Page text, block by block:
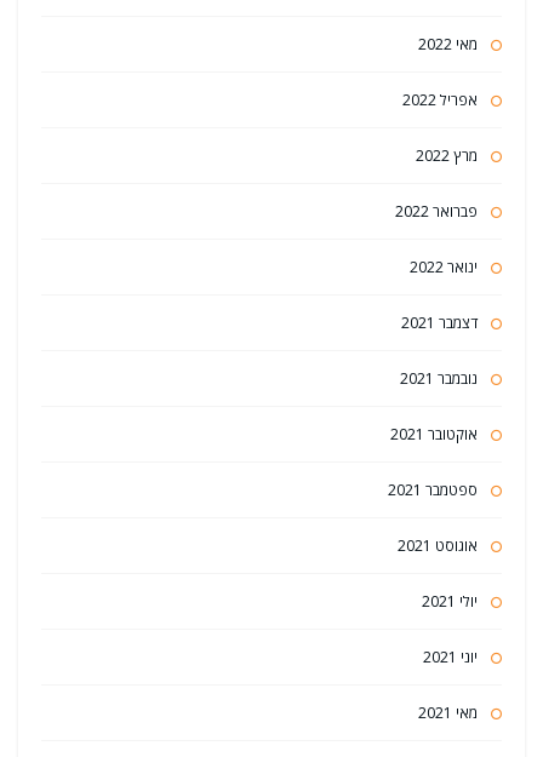
מאי 2022
אפריל 2022
מרץ 2022
פברואר 2022
ינואר 2022
דצמבר 2021
נובמבר 2021
אוקטובר 2021
ספטמבר 2021
אוגוסט 2021
יולי 2021
יוני 2021
מאי 2021